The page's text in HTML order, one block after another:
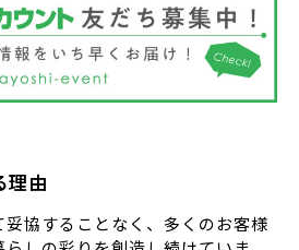
理由
協することなく、多くのお客様